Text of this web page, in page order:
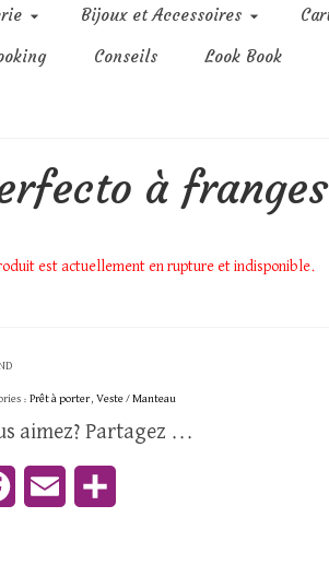
Bijoux et Accessoires
Conseils Look Book
à
est actuellement en rupture et indisponible.
: Prêt à porter, Veste / Manteau
aimez? Partagez ...
FacebookEmail